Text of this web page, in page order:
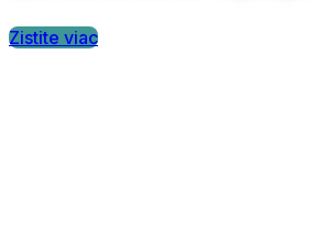
Zistite viac